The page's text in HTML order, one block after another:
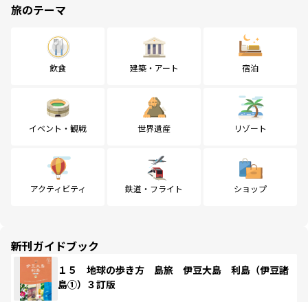
旅のテーマ
飲食 建築・アート 宿泊
イベント・観戦 世界遺産 リゾート
アクティビティ 鉄道・フライト ショップ
新刊ガイドブック
１５ 地球の歩き方 島旅 伊豆大島 利島（伊豆諸
島①）３訂版